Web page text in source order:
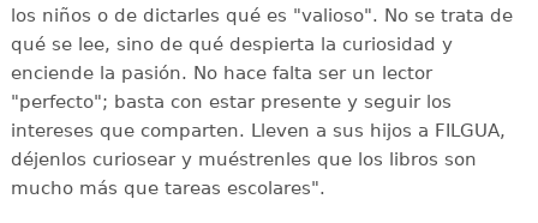
los niños o de dictarles qué es "valioso". No se trata de
qué se lee, sino de qué despierta la curiosidad y
enciende la pasión. No hace falta ser un lector
"perfecto"; basta con estar presente y seguir los
intereses que comparten. Lleven a sus hijos a FILGUA,
déjenlos curiosear y muéstrenles que los libros son
mucho más que tareas escolares".